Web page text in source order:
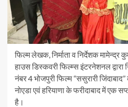
फिल्म लेखक, निर्माता व निर्देशक मामेन्द्र
हाउस डिस्कवरी फिल्म्स इंटरनेशनल द्वारा
नंबर 4 भोजपुरी फिल्म “ससुरारी
नोएडा एवं हरियाणा के फरीदाबाद में एक
है।